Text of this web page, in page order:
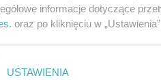
informacje dotyczące
. oraz po kliknięciu w
USTAWIENIA